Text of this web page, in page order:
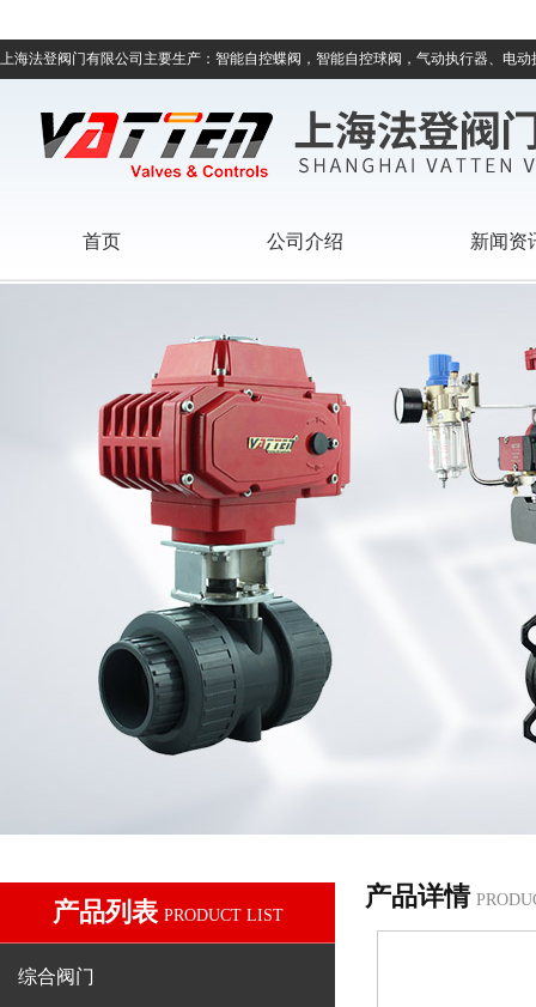
上海法登阀门有限公司主要生产：智能自控蝶阀，智能自控球阀，气动执行器、电
首页 公司介绍 新闻资
产品列表 PRODUCT LIST
综合阀门
产品详情